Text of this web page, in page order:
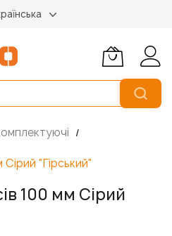
"Гірський"
100 мм Сірий